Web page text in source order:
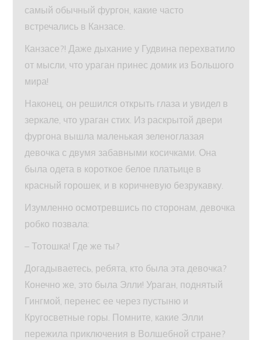
самый обычный фургон, какие часто
встречались в Канзасе.
Канзасе?! Даже дыхание у Гудвина перехватило
от мысли, что ураган принес домик из Большого
мира!
Наконец, он решился открыть глаза и увидел в
зеркале, что ураган стих. Из раскрытой двери
фургона вышла маленькая зеленоглазая
девочка с двумя забавными косичками. Она
была одета в короткое белое платьице в
красный горошек, и в коричневую безрукавку.
Изумленно осмотревшись по сторонам, девочка
робко позвала:
– Тотошка! Где же ты?
Догадываетесь, ребята, кто была эта девочка?
Конечно же, это была Элли! Ураган, поднятый
Гингмой, перенес ее через пустыню и
Кругосветные горы. Помните, какие Элли
пережила приключения в Волшебной стране?